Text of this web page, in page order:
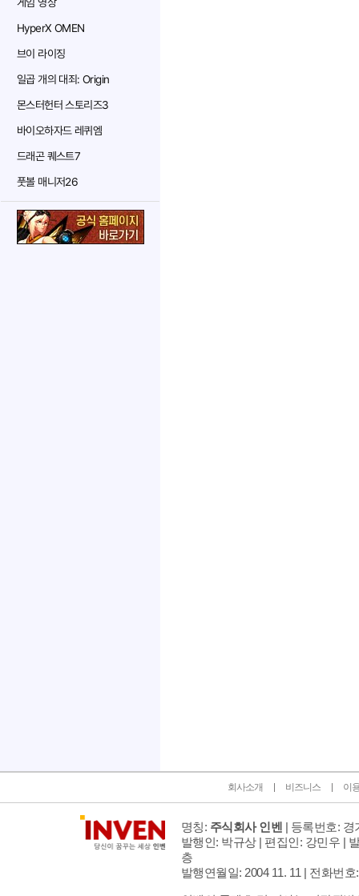
HyperX OMEN
브이 라이징
일곱 개의 대죄: Origin
몬스터헌터 스토리즈3
바이오하자드 레퀴엠
드래곤 퀘스트7
풋볼 매니저26
회사소개 비즈니스 이
명칭: 주식회사 인벤 | 등록번호: 경
발행인: 박규상 | 편집인: 강민우 |
층
발행연월일: 2004 11. 11 | 전화번호